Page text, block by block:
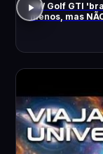
VW Golf GTI
menos, mas